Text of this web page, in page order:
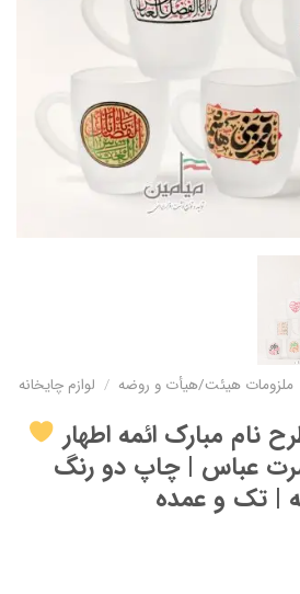
ملزومات هیئت/هیأت و روضه / لوازم چایخانه
مبارک ائمه اطهار
عباس | چاپ دو رنگ
| تک و عمده